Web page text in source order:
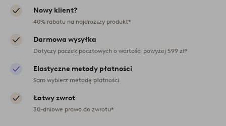
Nowy klient?
40% rabatu na najdroższy produkt*
Darmowa wysyłka
Dotyczy paczek pocztowych o wartości powyżej 599 zł*
Elastyczne metody płatności
Sam wybierz metodę płatności
Łatwy zwrot
30-dniowe prawo do zwrotu*